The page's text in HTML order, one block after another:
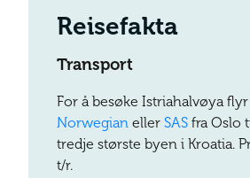
Reisefakta
Transport
For å besøke Istriahalvøya
Norwegian eller SAS fra Oslo
tredje største byen i Kroatia.
t/r.